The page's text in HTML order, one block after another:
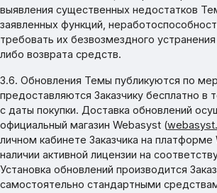
выявления существенных недостатков
заявленных функций,
требовать их безвозмездного
либо возврата средств.
3.6. Обновления Темы публикуются по
предоставляются Заказчику бесплатно в
с даты покупки. Доставка обновлений
официальный магазин Webasyst (
личном кабинете Заказчика на платформе
наличии активной лицензии на
Установка обновлений производится
самостоятельно стандартными